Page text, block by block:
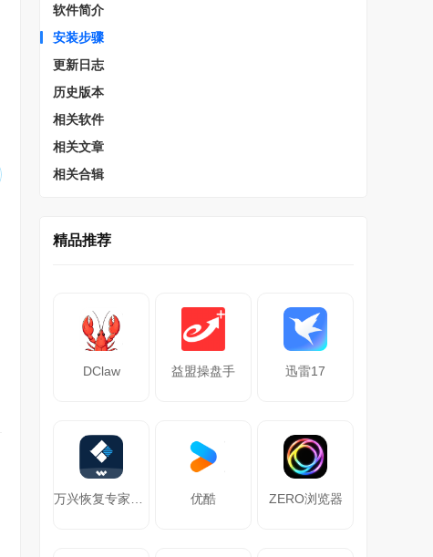
软件简介
安装步骤
更新日志
历史版本
相关软件
相关文章
相关合辑
精品推荐
DClaw 益盟操盘手 迅雷17
优酷 ZERO浏览器